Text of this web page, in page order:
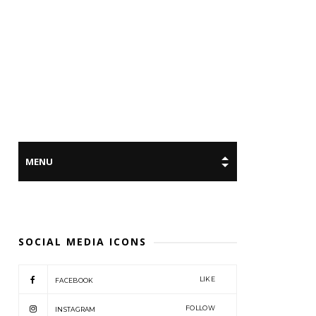
SOCIAL MEDIA ICONS
FACEBOOK LIKE
INSTAGRAM FOLLOW